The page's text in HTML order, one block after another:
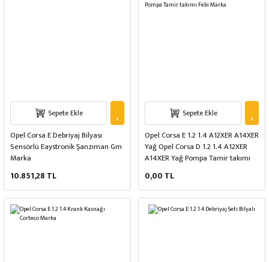
Sepete Ekle
Opel Corsa E Debriyaj Bilyası
Sensörlü Eaystronik Şanzıman Gm
Marka
10.851,28 TL
Sepete Ekle
Opel Corsa E 1.2 1.4 A12XER A14XER
Yağ Opel Corsa D 1.2 1.4 A12XER
A14XER Yağ Pompa Tamir takımı
0,00 TL